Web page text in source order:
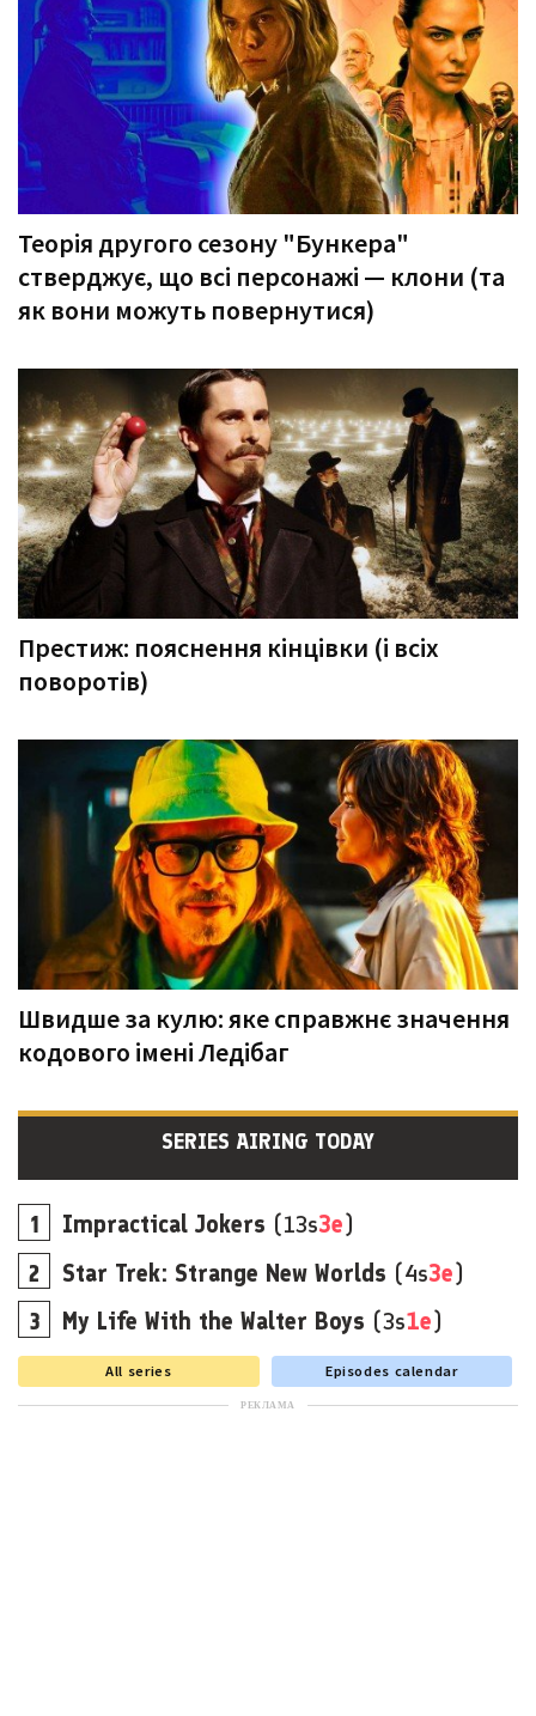
Теорія другого сезону "Бункера"
стверджує, що всі персонажі — клони (та
як вони можуть повернутися)
Престиж: пояснення кінцівки (і всіх
поворотів)
Швидше за кулю: яке справжнє значення
кодового імені Ледібаг
SERIES AIRING TODAY
Impractical Jokers (13s3e)
Star Trek: Strange New Worlds (4s3e)
My Life With the Walter Boys (3s1e)
All series Episodes calendar
РЕКЛАМА